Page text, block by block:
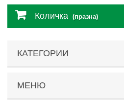
Количка (празна)
КАТЕГОРИИ
МЕНЮ